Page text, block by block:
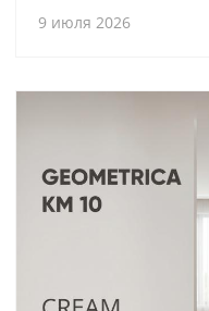
9 июля 2026